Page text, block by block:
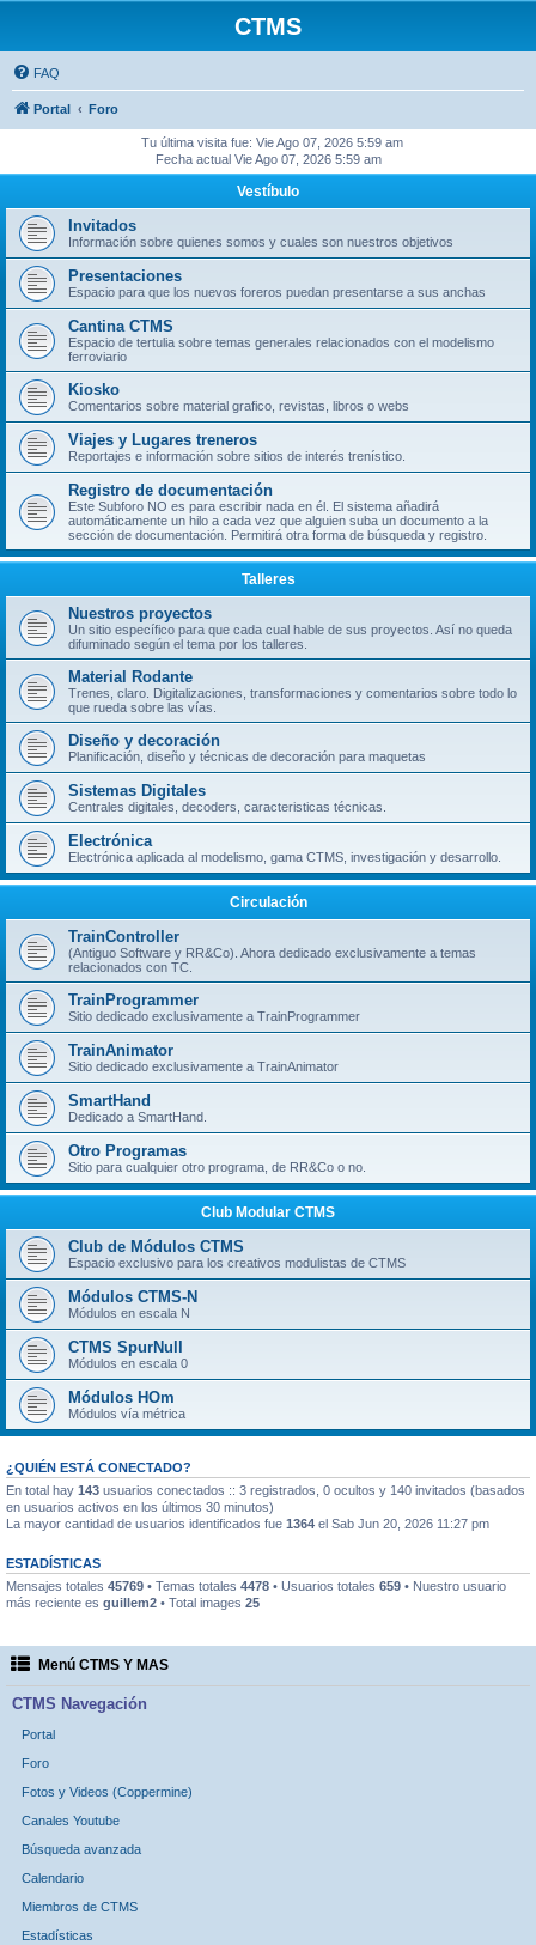
CTMS
FAQ
Portal Foro
Tu última visita fue: Vie Ago 07, 2026 5:59 am
Fecha actual Vie Ago 07, 2026 5:59 am
Vestíbulo
Invitados
Información sobre quienes somos y cuales son nuestros objetivos
Presentaciones
Espacio para que los nuevos foreros puedan presentarse a sus anchas
Cantina CTMS
Espacio de tertulia sobre temas generales relacionados con el modelismo
ferroviario
Kiosko
Comentarios sobre material grafico, revistas, libros o webs
Viajes y Lugares treneros
Reportajes e información sobre sitios de interés trenístico.
Registro de documentación
Este Subforo NO es para escribir nada en él. El sistema añadirá
automáticamente un hilo a cada vez que alguien suba un documento a la
sección de documentación. Permitirá otra forma de búsqueda y registro.
Talleres
Nuestros proyectos
Un sitio específico para que cada cual hable de sus proyectos. Así no queda
difuminado según el tema por los talleres.
Material Rodante
Trenes, claro. Digitalizaciones, transformaciones y comentarios sobre todo lo
que rueda sobre las vías.
Diseño y decoración
Planificación, diseño y técnicas de decoración para maquetas
Sistemas Digitales
Centrales digitales, decoders, caracteristicas técnicas.
Electrónica
Electrónica aplicada al modelismo, gama CTMS, investigación y desarrollo.
Circulación
TrainController
(Antiguo Software y RR&Co). Ahora dedicado exclusivamente a temas
relacionados con TC.
TrainProgrammer
Sitio dedicado exclusivamente a TrainProgrammer
TrainAnimator
Sitio dedicado exclusivamente a TrainAnimator
SmartHand
Dedicado a SmartHand.
Otro Programas
Sitio para cualquier otro programa, de RR&Co o no.
Club Modular CTMS
Club de Módulos CTMS
Espacio exclusivo para los creativos modulistas de CTMS
Módulos CTMS-N
Módulos en escala N
CTMS SpurNull
Módulos en escala 0
Módulos HOm
Módulos vía métrica
¿QUIÉN ESTÁ CONECTADO?
En total hay 143 usuarios conectados :: 3 registrados, 0 ocultos y 140 invitados (basados
en usuarios activos en los últimos 30 minutos)
La mayor cantidad de usuarios identificados fue 1364 el Sab Jun 20, 2026 11:27 pm
ESTADÍSTICAS
Mensajes totales 45769 • Temas totales 4478 • Usuarios totales 659 • Nuestro usuario
más reciente es guillem2 • Total images 25
Menú CTMS Y MAS
CTMS Navegación
Portal
Foro
Fotos y Videos (Coppermine)
Canales Youtube
Búsqueda avanzada
Calendario
Miembros de CTMS
Estadísticas